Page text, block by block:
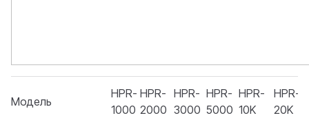
Модель
HPR-
1000
HPR-
2000
HPR-
3000
HPR-
5000
HPR-
10K
HPR-
20K